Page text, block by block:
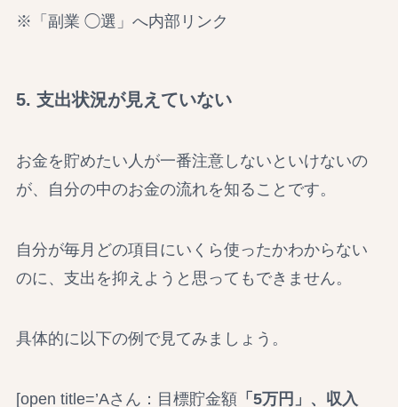
※「副業 ◯選」へ内部リンク
5. 支出状況が見えていない
お金を貯めたい人が一番注意しないといけないの
が、自分の中のお金の流れを知ることです。
自分が毎月どの項目にいくら使ったかわからない
のに、支出を抑えようと思ってもできません。
具体的に以下の例で見てみましょう。
[open title=’Aさん：目標貯金額「5万円」、収入